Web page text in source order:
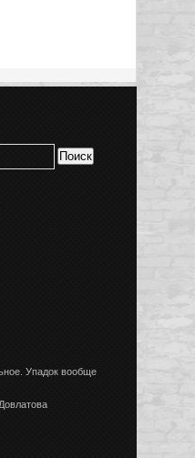
Упадок вообще